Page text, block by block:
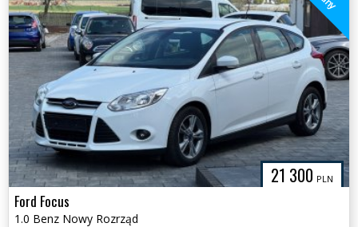
21 300 PLN
Ford Focus
1.0 Benz Nowy Rozrząd